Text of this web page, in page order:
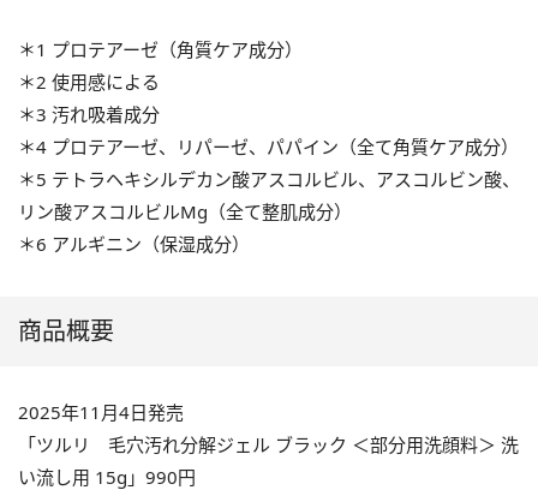
＊1 プロテアーゼ（角質ケア成分）
＊2 使用感による
＊3 汚れ吸着成分
＊4 プロテアーゼ、リパーゼ、パパイン（全て角質ケア成分）
＊5 テトラヘキシルデカン酸アスコルビル、アスコルビン酸、
リン酸アスコルビルMg（全て整肌成分）
＊6 アルギニン（保湿成分）
商品概要
2025年11月4日発売
「ツルリ 毛穴汚れ分解ジェル ブラック ＜部分用洗顔料＞ 洗
い流し用 15g」990円